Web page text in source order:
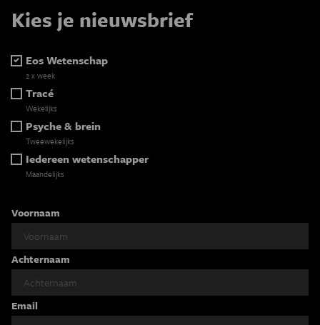
Kies je nieuwsbrief
Eos Wetenschap
2 x week
Tracé
Wekelijks
Psyche & brein
Tweewekelijks
Iedereen wetenschapper
Maandelijks
Voornaam
Achternaam
Email